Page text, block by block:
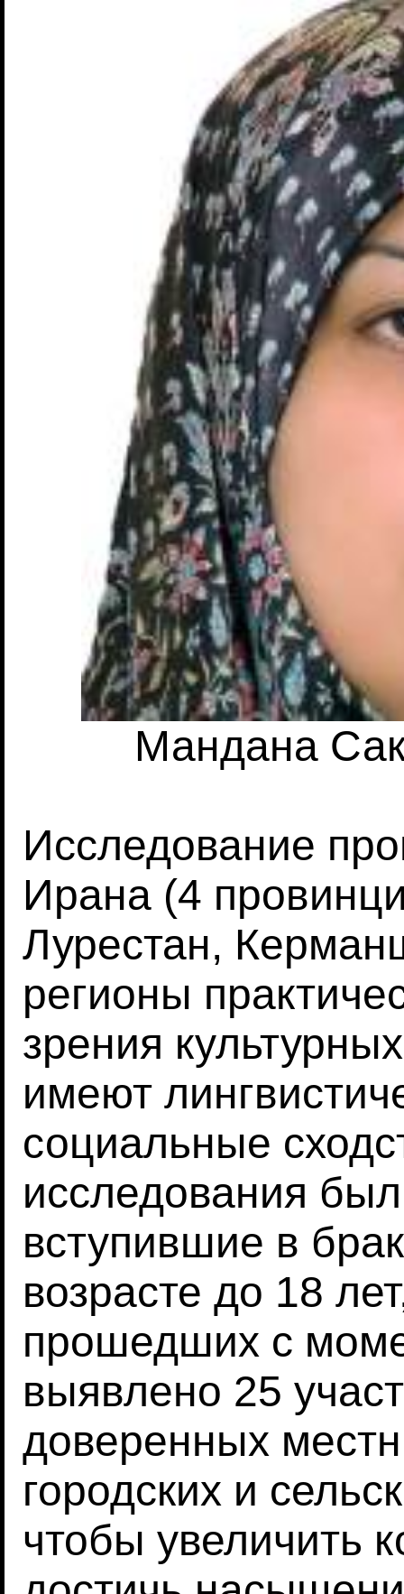
Мандана
Исследование
Ирана (4
Лурестан,
регионы
зрения
имеют
социальные
исследования
вступившие в
возрасте до 18
прошедших с
выявлено 25
доверенных
городских и
чтобы увеличить